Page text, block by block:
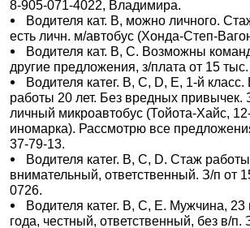
8-905-071-4022, Владимира.
Водителя кат. В, можно личного.
есть личн. м/автобус (Хонда-Степ-
Водителя кат. В, С. Возможны
другие предложения, з/плата от 15
Водителя катег. В, С, D, E, 1-й
работы 20 лет. Без вредных привычек.
личный микроавтобус (Тойота-Хайс,
иномарка). Рассмотрю все
37-79-13.
Водителя катег. В, С, D. Стаж
внимательный, ответственный. З/п от
0726.
Водителя катег. В, С, Е. Мужчина,
года, честный, ответственный, без в/